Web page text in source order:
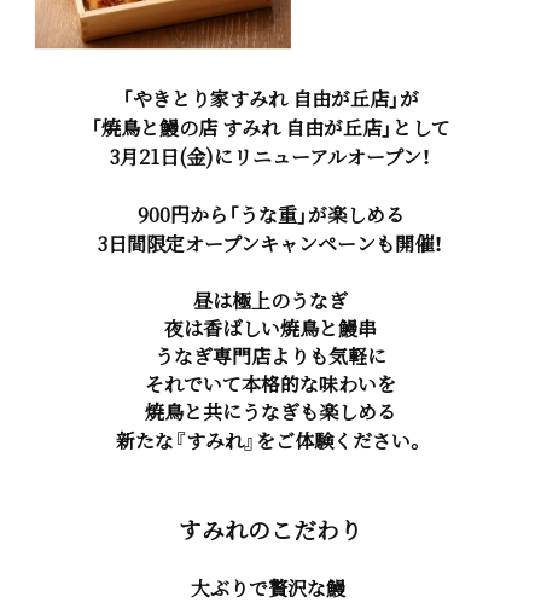
「やきとり家すみれ 自由が丘店」が
「焼鳥と鰻の店 すみれ 自由が丘店」として
3月21日(金)にリニューアルオープン！
900円から「うな重」が楽しめる
3日間限定オープンキャンペーンも開催！
昼は極上のうなぎ
夜は香ばしい焼鳥と鰻串
うなぎ専門店よりも気軽に
それでいて本格的な味わいを
焼鳥と共にうなぎも楽しめる
新たな『すみれ』をご体験ください。
すみれのこだわり
大ぶりで贅沢な鰻